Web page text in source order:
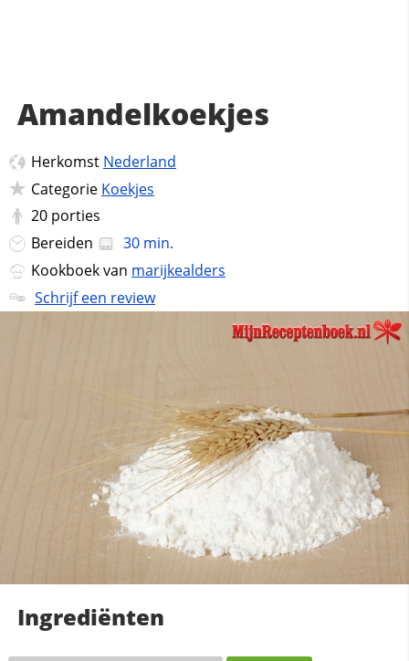
Amandelkoekjes
Herkomst Nederland
Categorie Koekjes
20 porties
Bereiden
30 min.
Kookboek van marijkealders
Schrijf een review
Ingrediënten